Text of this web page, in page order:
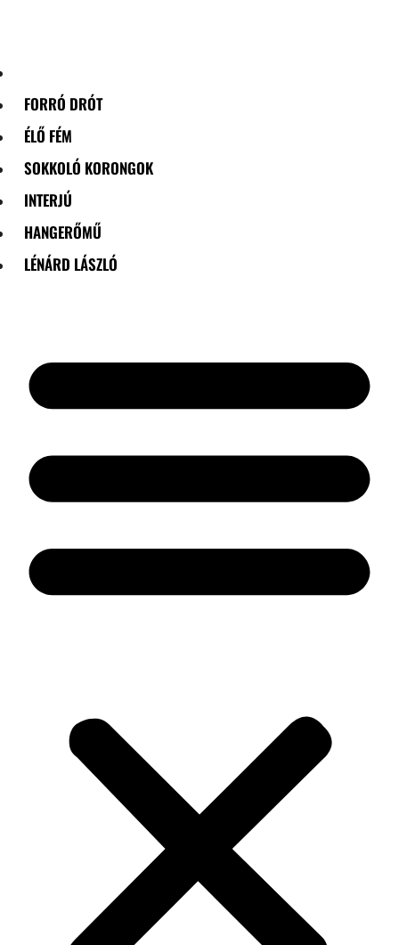
FORRÓ DRÓT
ÉLŐ FÉM
SOKKOLÓ KORONGOK
INTERJÚ
HANGERŐMŰ
LÉNÁRD LÁSZLÓ